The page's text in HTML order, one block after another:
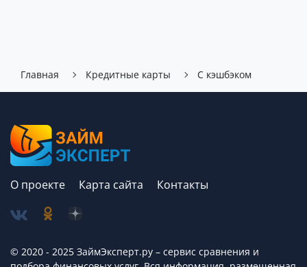
Главная Кредитные карты С кэшбэком
О проекте Карта сайта Контакты
© 2020 - 2025 ЗаймЭксперт.ру – сервис cравнения и